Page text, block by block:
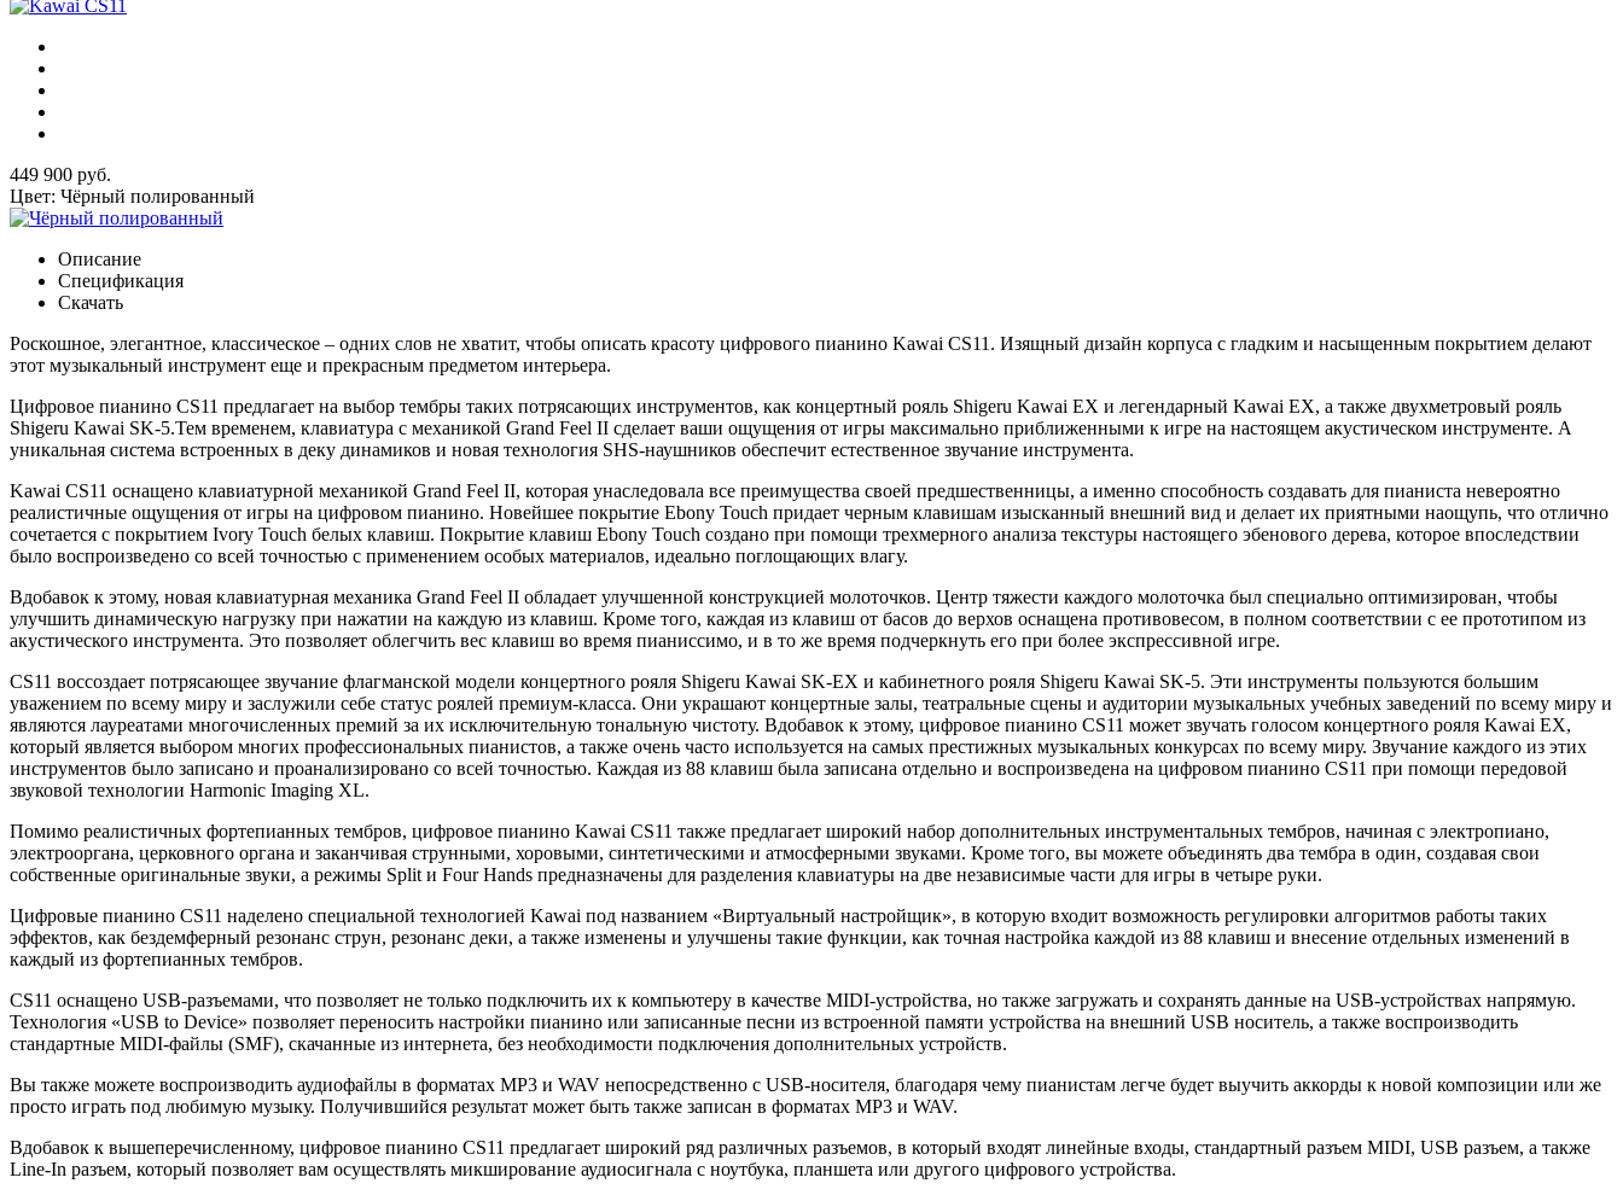
449 900 руб.
Цвет: Чёрный полированный
Описание
Спецификация
Скачать
Роскошное, элегантное, классическое – одних слов не хватит, чтобы описать красоту цифрового пианино Kawai CS11. Изящный дизайн корпуса с гладким и насыщенным покрытием делают
этот музыкальный инструмент еще и прекрасным предметом интерьера.
Цифровое пианино CS11 предлагает на выбор тембры таких потрясающих инструментов, как концертный рояль Shigeru Kawai EX и легендарный Kawai EX, а также двухметровый рояль
Shigeru Kawai SK-5.Тем временем, клавиатура с механикой Grand Feel II сделает ваши ощущения от игры максимально приближенными к игре на настоящем акустическом инструменте. А
уникальная система встроенных в деку динамиков и новая технология SHS-наушников обеспечит естественное звучание инструмента.
Kawai CS11 оснащено клавиатурной механикой Grand Feel II, которая унаследовала все преимущества своей предшественницы, а именно способность создавать для пианиста невероятно
реалистичные ощущения от игры на цифровом пианино. Новейшее покрытие Ebony Touch придает черным клавишам изысканный внешний вид и делает их приятными наощупь, что отлично
сочетается с покрытием Ivory Touch белых клавиш. Покрытие клавиш Ebony Touch создано при помощи трехмерного анализа текстуры настоящего эбенового дерева, которое впоследствии
было воспроизведено со всей точностью с применением особых материалов, идеально поглощающих влагу.
Вдобавок к этому, новая клавиатурная механика Grand Feel II обладает улучшенной конструкцией молоточков. Центр тяжести каждого молоточка был специально оптимизирован, чтобы
улучшить динамическую нагрузку при нажатии на каждую из клавиш. Кроме того, каждая из клавиш от басов до верхов оснащена противовесом, в полном соответствии с ее прототипом из
акустического инструмента. Это позволяет облегчить вес клавиш во время пианиссимо, и в то же время подчеркнуть его при более экспрессивной игре.
CS11 воссоздает потрясающее звучание флагманской модели концертного рояля Shigeru Kawai SK-EX и кабинетного рояля Shigeru Kawai SK-5. Эти инструменты пользуются большим
уважением по всему миру и заслужили себе статус роялей премиум-класса. Они украшают концертные залы, театральные сцены и аудитории музыкальных учебных заведений по всему миру и
являются лауреатами многочисленных премий за их исключительную тональную чистоту. Вдобавок к этому, цифровое пианино CS11 может звучать голосом концертного рояля Kawai EX,
который является выбором многих профессиональных пианистов, а также очень часто используется на самых престижных музыкальных конкурсах по всему миру. Звучание каждого из этих
инструментов было записано и проанализировано со всей точностью. Каждая из 88 клавиш была записана отдельно и воспроизведена на цифровом пианино CS11 при помощи передовой
звуковой технологии Harmonic Imaging XL.
Помимо реалистичных фортепианных тембров, цифровое пианино Kawai CS11 также предлагает широкий набор дополнительных инструментальных тембров, начиная с электропиано,
электрооргана, церковного органа и заканчивая струнными, хоровыми, синтетическими и атмосферными звуками. Кроме того, вы можете объединять два тембра в один, создавая свои
собственные оригинальные звуки, а режимы Split и Four Hands предназначены для разделения клавиатуры на две независимые части для игры в четыре руки.
Цифровые пианино CS11 наделено специальной технологией Kawai под названием «Виртуальный настройщик», в которую входит возможность регулировки алгоритмов работы таких
эффектов, как бездемферный резонанс струн, резонанс деки, а также изменены и улучшены такие функции, как точная настройка каждой из 88 клавиш и внесение отдельных изменений в
каждый из фортепианных тембров.
CS11 оснащено USB-разъемами, что позволяет не только подключить их к компьютеру в качестве MIDI-устройства, но также загружать и сохранять данные на USB-устройствах напрямую.
Технология «USB to Device» позволяет переносить настройки пианино или записанные песни из встроенной памяти устройства на внешний USB носитель, а также воспроизводить
стандартные MIDI-файлы (SMF), скачанные из интернета, без необходимости подключения дополнительных устройств.
Вы также можете воспроизводить аудиофайлы в форматах MP3 и WAV непосредственно с USB-носителя, благодаря чему пианистам легче будет выучить аккорды к новой композиции или же
просто играть под любимую музыку. Получившийся результат может быть также записан в форматах MP3 и WAV.
Вдобавок к вышеперечисленному, цифровое пианино CS11 предлагает широкий ряд различных разъемов, в который входят линейные входы, стандартный разъем MIDI, USB разъем, а также
Line-In разъем, который позволяет вам осуществлять микширование аудиосигнала с ноутбука, планшета или другого цифрового устройства.